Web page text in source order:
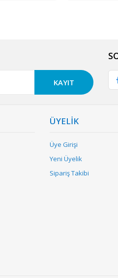
KAYIT
ÜYELİK
Üye Girişi
Yeni Üyelik
Sipariş Takibi